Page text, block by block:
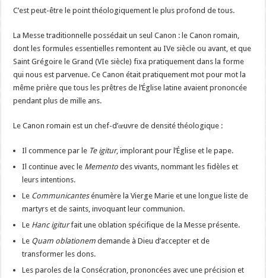
C’est peut-être le point théologiquement le plus profond de tous.
La Messe traditionnelle possédait un seul Canon : le Canon romain,
dont les formules essentielles remontent au IVe siècle ou avant, et que
Saint Grégoire le Grand (VIe siècle) fixa pratiquement dans la forme
qui nous est parvenue. Ce Canon était pratiquement mot pour mot la
même prière que tous les prêtres de l’Église latine avaient prononcée
pendant plus de mille ans.
Le Canon romain est un chef-d’œuvre de densité théologique :
Il commence par le Te igitur, implorant pour l’Église et le pape.
Il continue avec le Memento des vivants, nommant les fidèles et
leurs intentions.
Le Communicantesénumère la Vierge Marie et une longue liste de
martyrs et de saints, invoquant leur communion.
Le Hanc igiturfait une oblation spécifique de la Messe présente.
Le Quam oblationem demande à Dieu d’accepter et de
transformer les dons.
Les paroles de la Consécration, prononcées avec une précision et